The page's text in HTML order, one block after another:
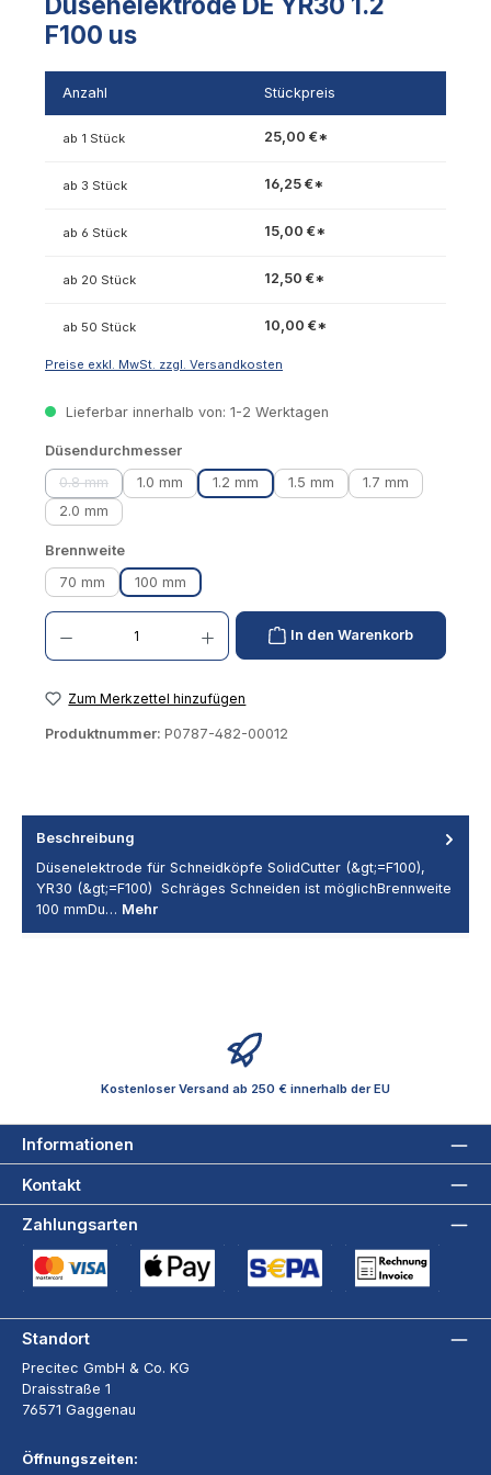
F100 us
Anzahl Stückpreis
ab 1 Stück 25,00 €*
ab 3 Stück 16,25 €*
ab 6 Stück 15,00 €*
ab 20 Stück 12,50 €*
ab 50 Stück 10,00 €*
Preise exkl. MwSt. zzgl. Versandkosten
Lieferbar innerhalb von: 1-2 Werktagen
Düsendurchmesserauswählen
0.8 mm
(Diese Option ist zurzeit nicht verfügbar.)
1.0 mm 1.2 mm 1.5 mm
1.7 mm
2.0 mm
Brennweiteauswählen
70 mm
100 mm
Produkt Anzahl: Gib den gewünschten Wert ein oder benutze die Schaltflächen um
In den Warenkorb
Zum Merkzettel hinzufügen
Produktnummer: P0787-482-00012
Beschreibung
Düsenelektrode für Schneidköpfe SolidCutter (&gt;=F100),
YR30 (&gt;=F100) Schräges Schneiden ist möglichBrennweite
100 mmDu… Mehr
Kostenloser Versand ab 250 € innerhalb der EU
Informationen
Kontakt
Zahlungsarten
Standort
Precitec GmbH & Co. KG
Draisstraße 1
76571 Gaggenau
Öffnungszeiten: